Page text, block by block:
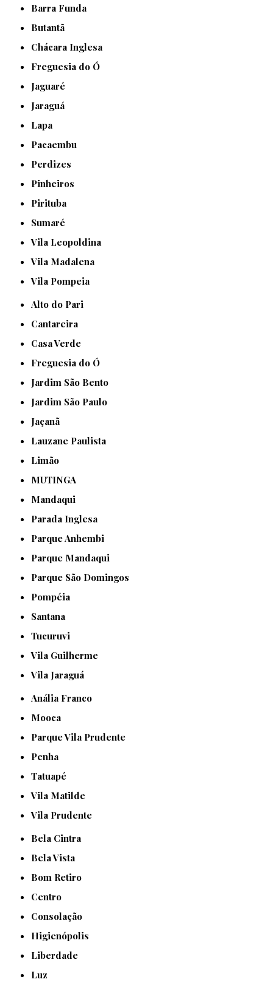
Barra Funda
Butantã
Chácara Inglesa
Freguesia do Ó
Jaguaré
Jaraguá
Lapa
Pacaembu
Perdizes
Pinheiros
Pirituba
Sumaré
Vila Leopoldina
Vila Madalena
Vila Pompeia
Alto do Pari
Cantareira
Casa Verde
Freguesia do Ó
Jardim São Bento
Jardim São Paulo
Jaçanã
Lauzane Paulista
Limão
MUTINGA
Mandaqui
Parada Inglesa
Parque Anhembi
Parque Mandaqui
Parque São Domingos
Pompéia
Santana
Tucuruvi
Vila Guilherme
Vila Jaraguá
Anália Franco
Mooca
Parque Vila Prudente
Penha
Tatuapé
Vila Matilde
Vila Prudente
Bela Cintra
Bela Vista
Bom Retiro
Centro
Consolação
Higienópolis
Liberdade
Luz